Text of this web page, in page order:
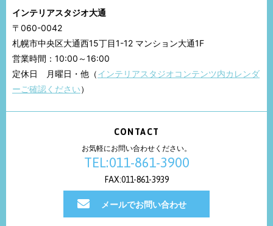
インテリアスタジオ大通
〒060-0042
札幌市中央区大通西15丁目1-12 マンション大通1F
営業時間：10:00～16:00
定休日 月曜日・他（インテリアスタジオコンテンツ内カレンダ
ーご確認ください）
CONTACT
お気軽にお問い合わせください。
TEL:011-861-3900
FAX:011-861-3939
メールでお問い合わせ